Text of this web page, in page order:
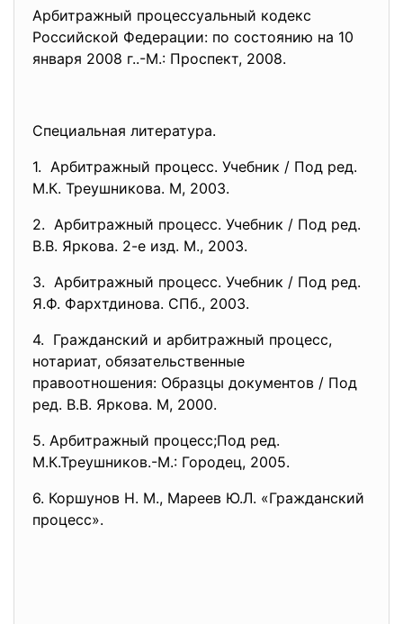
Арбитражный процессуальный кодекс
Российской Федерации: по состоянию на 10
января 2008 г..-М.: Проспект, 2008.
Специальная литература.
1. Арбитражный процесс. Учебник / Под ред.
М.К. Треушникова. М, 2003.
2. Арбитражный процесс. Учебник / Под ред.
В.В. Яркова. 2-е изд. М., 2003.
3. Арбитражный процесс. Учебник / Под ред.
Я.Ф. Фархтдинова. СПб., 2003.
4. Гражданский и арбитражный процесс,
нотариат, обязательственные
правоотношения: Образцы документов / Под
ред. В.В. Яркова. М, 2000.
5. Арбитражный процесс;Под ред.
М.К.Треушников.-М.: Городец, 2005.
6. Коршунов Н. М., Мареев Ю.Л. «Гражданский
процесс».